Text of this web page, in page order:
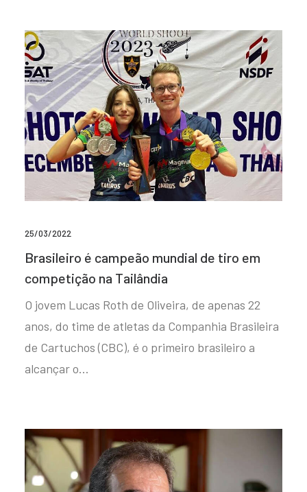
25/03/2022
Brasileiro é campeão mundial de tiro em
competição na Tailândia
O jovem Lucas Roth de Oliveira, de apenas 22
anos, do time de atletas da Companhia Brasileira
de Cartuchos (CBC), é o primeiro brasileiro a
alcançar o…